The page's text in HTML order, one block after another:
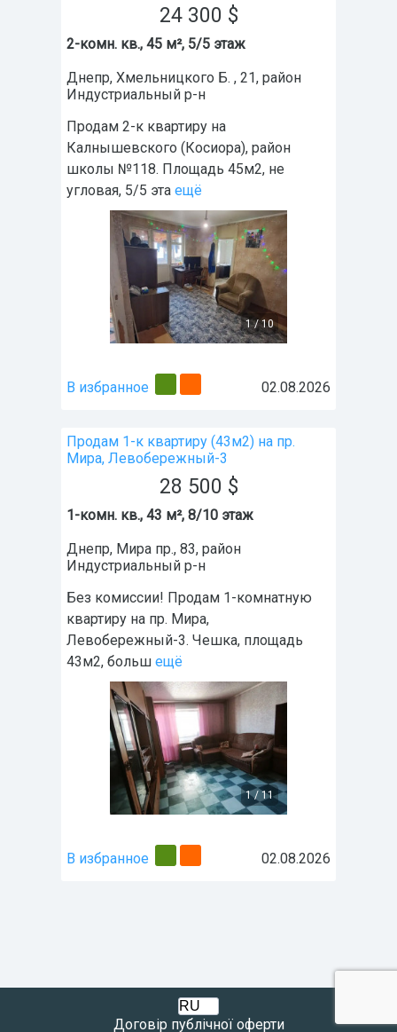
24 300 $
2-комн. кв., 45 м², 5/5 этаж
Днепр, Хмельницкого Б. , 21, район
Индустриальный р-н
Продам 2-к квартиру на
Калнышевского (Косиора), район
школы №118. Площадь 45м2, не
угловая, 5/5 эта ещё
1/10
В избранное 02.08.2026
Продам 1-к квартиру (43м2) на пр.
Мира, Левобережный-3
28 500 $
1-комн. кв., 43 м², 8/10 этаж
Днепр, Мира пр., 83, район
Индустриальный р-н
Без комиссии! Продам 1-комнатную
квартиру на пр. Мира,
Левобережный-3. Чешка, площадь
43м2, больш ещё
1/ 11
В избранное 02.08.2026
Договір публічної оферти